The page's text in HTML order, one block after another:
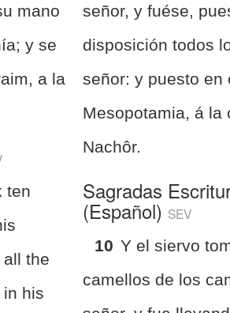
mano
y se
a la
ten
the
his
señor, y fuése,
disposición todos
señor: y puesto en
Mesopotamia, á la
Nachôr.
Sagradas
(Español) SEV
10 Y el siervo
camellos de los